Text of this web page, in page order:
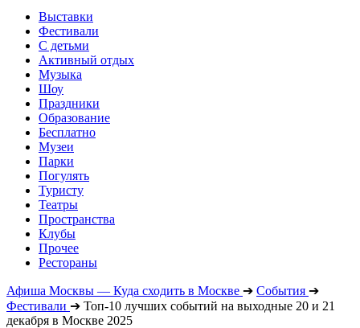
Выставки
Фестивали
С детьми
Активный отдых
Музыка
Шоу
Праздники
Образование
Бесплатно
Музеи
Парки
Погулять
Туристу
Театры
Пространства
Клубы
Прочее
Рестораны
Афиша Москвы — Куда сходить в Москве ➔ События ➔
Фестивали ➔ Топ-10 лучших событий на выходные 20 и 21
декабря в Москве 2025